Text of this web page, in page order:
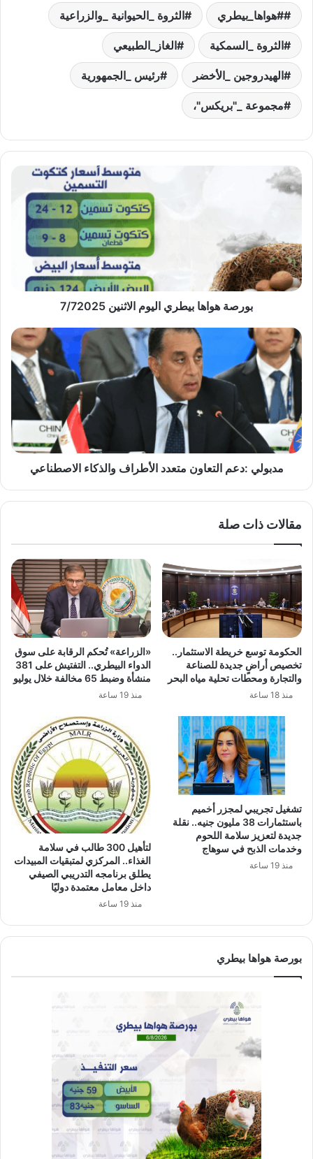
#هواها_بيطري الثروة _الحيوانية _والزراعية
الثروة _السمكية الغاز_الطبيعي
الهيدروجين _الأخضر رئيس _الجمهورية
مجموعة _"بريكس"،
بورصة
هواها
7/72025
بورصة هواها بيطري اليوم الاثنين 7/72025
مدبولي
:دعم
التعاون
متعدد
الأطراف
والذكاء
الاصطناعي
مدبولي :دعم التعاون متعدد الأطراف والذكاء الاصطناعي
مقالات ذات صلة
الحكومة توسع خريطة الاستثمار..
تخصيص أراضٍ جديدة للصناعة
والتجارة ومحطات تحلية مياه البحر
منذ 18 ساعة
«الزراعة» تُحكم الرقابة على سوق
الدواء البيطري.. التفتيش على 381
منشأة وضبط 65 مخالفة خلال يوليو
منذ 19 ساعة
تشغيل تجريبي لمجزر أخميم
باستثمارات 38 مليون جنيه.. نقلة
جديدة لتعزيز سلامة اللحوم
وخدمات الذبح في سوهاج
منذ 19 ساعة
لتأهيل 300 طالب في سلامة
الغذاء.. المركزي لمتبقيات المبيدات
يطلق برنامجه التدريبي الصيفي
داخل معامل معتمدة دوليًا
منذ 19 ساعة
بورصة هواها بيطري